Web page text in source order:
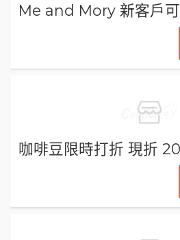
Me and Mory 新客戶
咖啡豆限時打折 現折